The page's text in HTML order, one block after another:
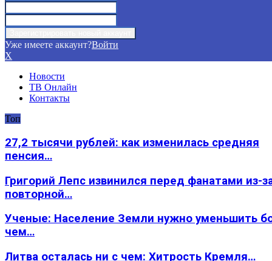
Уже имеете аккаунт?Войти
X
Новости
ТВ Онлайн
Контакты
Топ
27,2 тысячи рублей: как изменилась средняя
пенсия…
Григорий Лепс извинился перед фанатами из-
повторной…
Ученые: Население Земли нужно уменьшить
чем…
Литва осталась ни с чем: Хитрость Кремля…